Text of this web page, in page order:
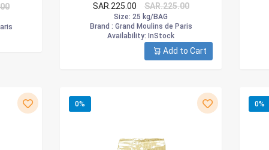
SAR.225.00 SAR.225.00
Size: 25 kg/BAG
Brand : Grand Moulins de Paris
Availability: InStock
Add to Cart
0% 0%